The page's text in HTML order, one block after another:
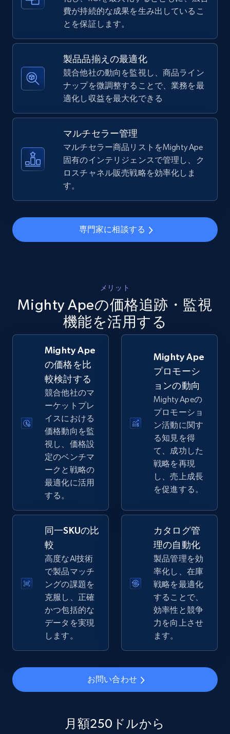
URL, Title, Available, Description, Currency, Initial
price, Final price, Discount percent, and more.
668+ 今すぐ始める
TikTok Shop - Collect TikTok shop products
by keywords search
URL, Title, Available, Description, Currency, Initial
price, Final price, Discount percent, and more.
5.4K+ 668+ 今すぐ始める
Amazon sellers info
info, Stars, Feedbacks, Return policy, and more.
2.5K+ 378+ 今すぐ始める
URL, Product id, Title, Seller name, Seller rating,
Seller reviews, Breadcrumbs, Root category, and
more.
2.5K+
eBay - Gather data on products using
specified keywords
URL, Product id, Title, Seller name, Seller rating,
Seller reviews, Breadcrumbs, Root category, and
more.
2.5K+ 359+ 今すぐ始める
eBay - Collect products from shops on eBay
URL, Product id, Title, Seller name, Seller rating,
費が持続的な成果を生み出しているこ
とを保証します。
製品品揃えの最適化
競合他社の動向を監視し、商品ライン
ナップを微調整することで、業務を最
適化し収益を最大化できる
マルチセラー管理
マルチセラー商品リストをMighty Ape
固有のインテリジェンスで管理し、ク
ロスチャネル販売戦略を効率化しま
す。
専門家に相談する
メリット
Mighty Apeの価格追跡・監視
機能を活用する
Mighty Ape
の価格を比
較検討する
競合他社のマ
ーケットプレ
イスにおける
価格動向を監
視し、価格設
定のベンチマ
ークと戦略の
最適化に活用
する。
Mighty Ape
プロモーシ
ョンの動向
Mighty Apeの
プロモーショ
ン活動に関す
る知見を得
て、成功した
戦略を再現
し、売上成長
を促進する。
同一SKUの比
較
高度なAI技術
で製品マッチ
ングの課題を
克服し、正確
かつ包括的な
データを実現
します。
カタログ管
理の自動化
製品管理を効
率化し、在庫
戦略を最適化
することで、
効率性と競争
力を向上させ
ます。
お問い合わせ
月額250ドルから